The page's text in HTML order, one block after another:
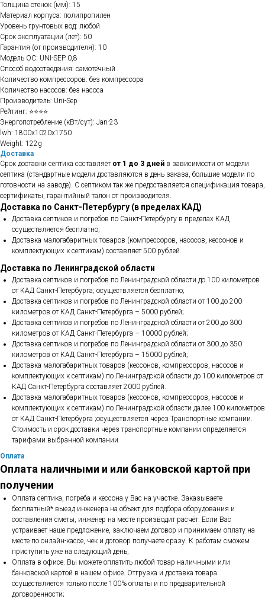
Толщина стенок (мм): 15
Материал корпуса: полипропилен
Уровень грунтовых вод: любой
Срок эксплуатации (лет): 50
Гарантия (от производителя): 10
Модель ОС: UNI-SEP 0,8
Способ водоотведения: самотёчный
Количество компрессоров: без компрессора
Количество насосов: без насоса
Производитель: Uni-Sep
Рейтинг: ⭐⭐⭐⭐
Энергопотребление (кВт/сут): Jan-23
lwh: 1800x1020x1750
Weight: 122g
Доставка
Срок доставки септика составляет от 1 до 3 дней в зависимости от модели
септика (стандартные модели доставляются в день заказа, большие модели по
готовности на заводе). С септиком так же предоставляется спецификация товара,
сертификаты, гарантийный талон от производителя.
Доставка по Санкт-Петербургу (в пределах КАД)
Доставка септиков и погребов по Санкт-Петербургу в пределах КАД
осуществляется бесплатно;
Доставка малогабаритных товаров (компрессоров, насосов, кессонов и
комплектующих к септикам) составляет 500 рублей.
Доставка по Ленинградской области
Доставка септиков и погребов по Ленинградской области до 100 километров
от КАД Санкт-Петербурга; осуществляется бесплатно;
Доставка септиков и погребов по Ленинградской области от 100 до 200
километров от КАД Санкт-Петербурга – 5000 рублей;
Доставка септиков и погребов по Ленинградской области от 200 до 300
километров от КАД Санкт-Петербурга – 10000 рублей;
Доставка септиков и погребов по Ленинградской области от 300 до 350
километров от КАД Санкт-Петербурга – 15000 рублей;
Доставка малогабаритных товаров (кессонов, компрессоров, насосов и
комплектующих к септикам) по Ленинградской области до 100 километров от
КАД Санкт-Петербурга составляет 2000 рублей.
Доставка малогабаритных товаров (кессонов, компрессоров, насосов и
комплектующих к септикам) по Ленинградской области далее 100 километров
от КАД Санкт-Петербурга ;осуществляется через Транспортные компании.
Стоимость и срок доставки через транспортные компании определяется
тарифами выбранной компании
Оплата
Оплата наличными и или банковской картой при
получении
Оплата септика, погреба и кессона у Вас на участке. Заказываете
бесплатный* выезд инженера на объект для подбора оборудования и
составления сметы, инженер на месте производит расчёт. Если Вас
устраивает наше предложение, заключаем договор и принимаем оплату на
месте по онлайн-кассе, чек и договор получаете сразу. К работам сможем
приступить уже на следующий день;
Оплата в офисе. Вы можете оплатить любой товар наличными или
банковской картой в нашем офисе. Отгрузка и доставка товара
осуществляется только после 100% оплаты и по предварительной
договоренности;